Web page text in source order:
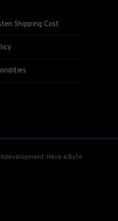
Shipping Cost
Have a Byte